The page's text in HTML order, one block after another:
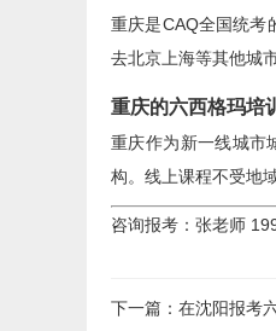
重庆是CAQ全国统考
去北京上海等其他城
重庆的六西格玛培
重庆作为新一线城市
构。线上课程不受地
咨询报考：张老师
下一篇 ： 在沈阳报考